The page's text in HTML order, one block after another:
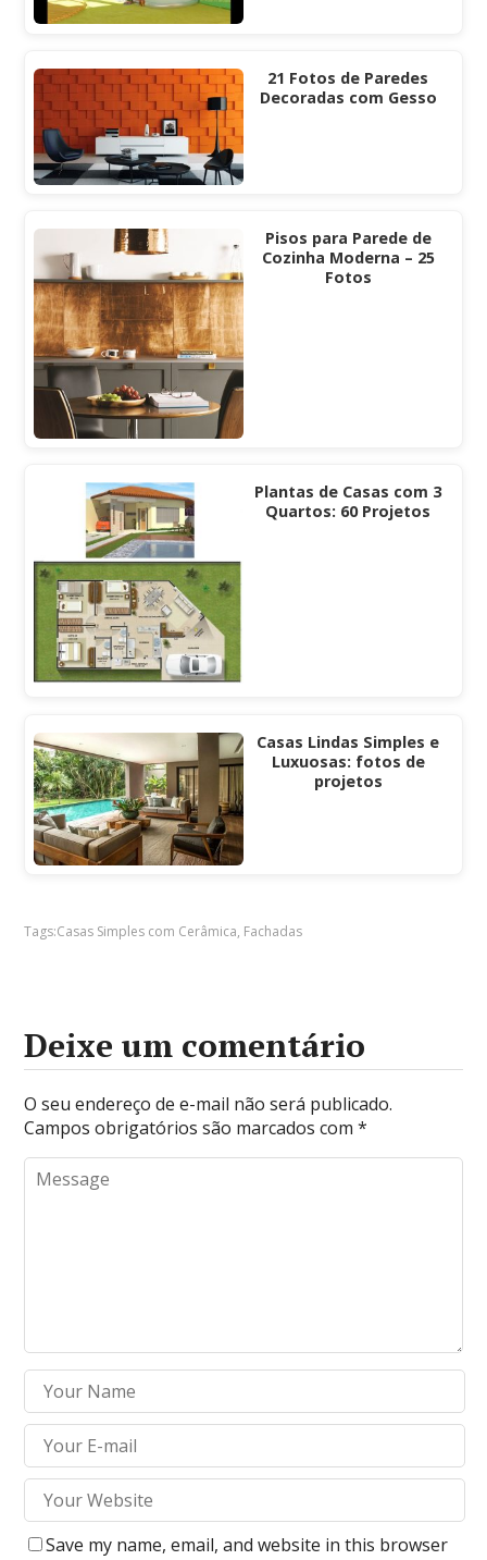
21 Fotos de Paredes
Decoradas com Gesso
Pisos para Parede de
Cozinha Moderna – 25
Fotos
Plantas de Casas com 3
Quartos: 60 Projetos
Casas Lindas Simples e
Luxuosas: fotos de
projetos
Tags:Casas Simples com Cerâmica, Fachadas
Deixe um comentário
O seu endereço de e-mail não será publicado.
Campos obrigatórios são marcados com*
Save my name, email, and website in this browser